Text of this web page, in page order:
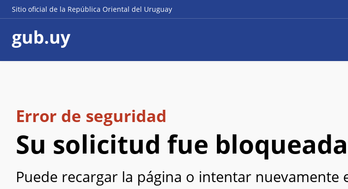
Sitio oficial de la República Oriental del Uruguay
Error de seguridad
Su solicitud fue
Puede recargar la página o intentar nuevamente